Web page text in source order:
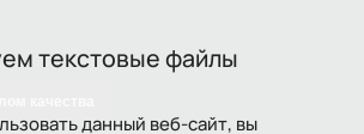
текстовые файлы
данный веб-сайт, вы
качества